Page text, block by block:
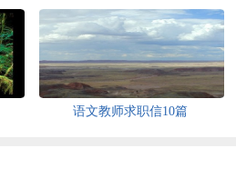
语文教师求职信10篇